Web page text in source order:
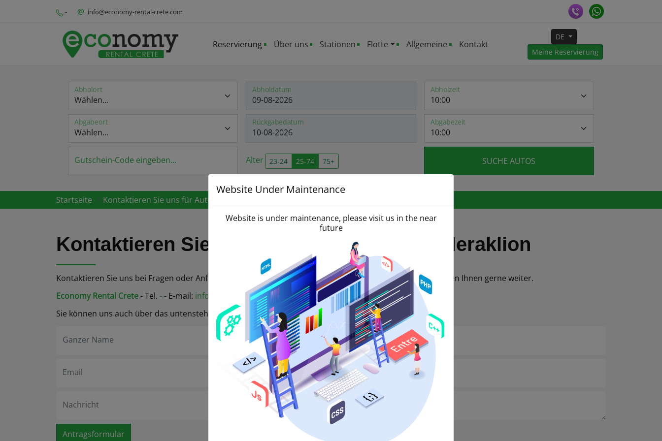
- info@economy-rental-crete.com
Reservierung Über uns Stationen Flotte Allgemeine Kontakt
DE
Meine Reservierung
Abholort Abholdatum Abholzeit
Abgabeort Rückgabedatum Abgabezeit
Gutschein-Code eingeben... Alter 23-24 25-74 75+ SUCHE AUTOS
Startseite Kontaktieren Sie uns für Autovermietung Heraklion
Kontaktieren Sie uns für Autovermietung Heraklion
Kontaktieren Sie uns bei Fragen oder Anfragen bezüglich der günstigen Autovermietung auf Kreta, wir helfen Ihnen gerne weiter.
Economy Rental Crete- Tel. -- E-mail: info@economy-rental-crete.com
Sie können uns auch über das untenstehende Formular kontaktieren!
Ganzer Name Telefon
Email
Nachricht
Antragsformular
Website Under Maintenance
Website is under maintenance, please visit us in the near
future